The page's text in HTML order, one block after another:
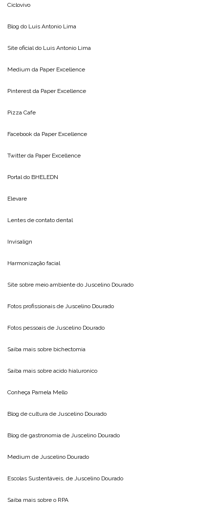
Ciclovivo
Blog do Luis Antonio Lima
Site oficial do Luis Antonio Lima
Medium da Paper Excellence
Pinterest da Paper Excellence
Pizza Cafe
Facebook da Paper Excellence
Twitter da Paper Excellence
Portal do BHELEDN
Elevare
Lentes de contato dental
Invisalign
Harmonização facial
Site sobre meio ambiente do Juscelino Dourado
Fotos profissionais de Juscelino Dourado
Fotos pessoais de Juscelino Dourado
Saiba mais sobre bichectomia
Saiba mais sobre acido hialuronico
Conheça Pamela Mello
Blog de cultura de Juscelino Dourado
Blog de gastronomia de Juscelino Dourado
Medium de Juscelino Dourado
Escolas Sustentáveis, de Juscelino Dourado
Saiba mais sobre o RPA